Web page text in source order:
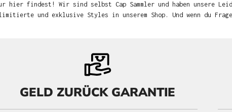
findest! Wir sind selbst Cap Sammler und haben unsere
und exklusive Styles in unserem Shop. Und wenn du
GELD ZURÜCK GARANTIE